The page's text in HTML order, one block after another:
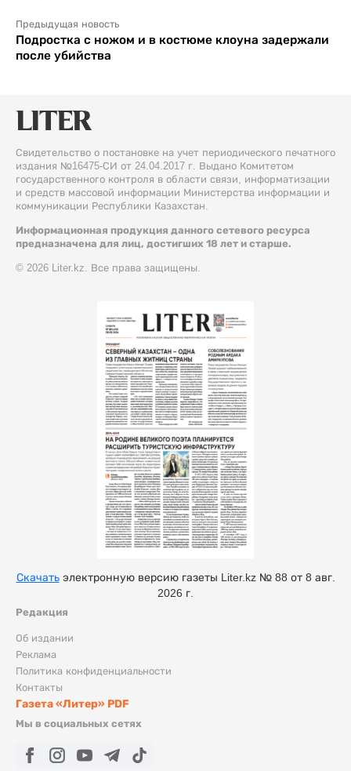
Предыдущая новость
Подростка с ножом и в костюме клоуна задержали
после убийства
Свидетельство о постановке на учет периодического печатного
издания №16475-СИ от 24.04.2017 г. Выдано Комитетом
государственного контроля в области связи, информатизации
и средств массовой информации Министерства информации и
коммуникации Республики Казахстан.
Информационная продукция данного сетевого ресурса
предназначена для лиц, достигших 18 лет и старше.
© 2026 Liter.kz. Все права защищены.
Редакция
Об издании
Реклама
Политика конфиденциальности
Контакты
Газета «Литер» PDF
Мы в социальных сетях
Скачатьэлектронную версию газеты Liter.kz № 88 от 8 авг.
2026 г.